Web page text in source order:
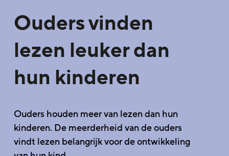
Ouders vinden
lezen leuker dan
hun kinderen
Ouders houden meer van lezen dan hun
kinderen. De meerderheid van de ouders
vindt lezen belangrijk voor de ontwikkeling